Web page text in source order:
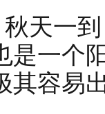
秋天一
是一个
其容易